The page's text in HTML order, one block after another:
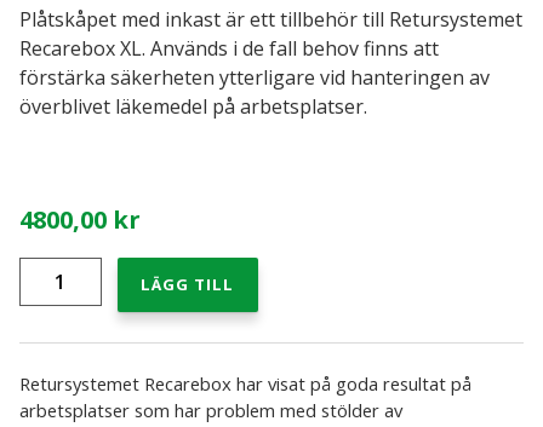
Läkemedelshantering – kontroll på kasserade läkemedel
och läkemedelsavfall
Så här funkar Recarebox
Spara med Recarebox
Recarebox instruktionsfilmer
Sjukvårdens miljötjänst för vårdens farliga
avfall
Plåtskåpet med inkast är ett tillbehör till Retursystemet
Recarebox XL. Används i de fall behov finns att
förstärka säkerheten ytterligare vid hanteringen av
överblivet läkemedel på arbetsplatser.
4800,00 kr
plåtskåp
med
Recarebox
XL
LÄGG TILL
Retursystemet Recarebox har visat på goda resultat på
arbetsplatser som har problem med stölder av